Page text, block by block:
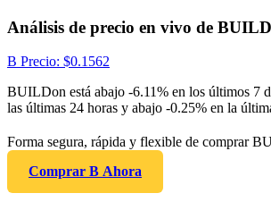
Análisis de precio en vivo de
B Precio: $0.1562
BUILDon está abajo -6.11% en los últimos 7
las últimas 24 horas y abajo -0.25% en la
Forma segura, rápida y flexible de comprar
Comprar B Ahora